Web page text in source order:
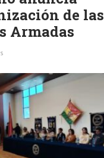
de las
Armadas